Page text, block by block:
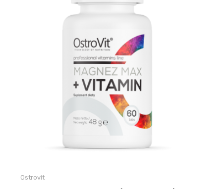
Ostrovit